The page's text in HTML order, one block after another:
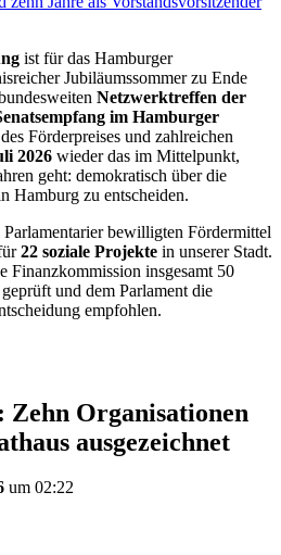
ist für das Hamburger
Jubiläumssommer zu Ende
Netzwerktreffen der
im Hamburger
Förderpreises und zahlreichen
2026 wieder das im Mittelpunkt,
geht: demokratisch über die
Hamburg zu entscheiden.
bewilligten Fördermittel
22 soziale Projekte in unserer Stadt.
Finanzkommission insgesamt 50
und dem Parlament die
empfohlen.
Zehn Organisationen
ausgezeichnet
um 02:22